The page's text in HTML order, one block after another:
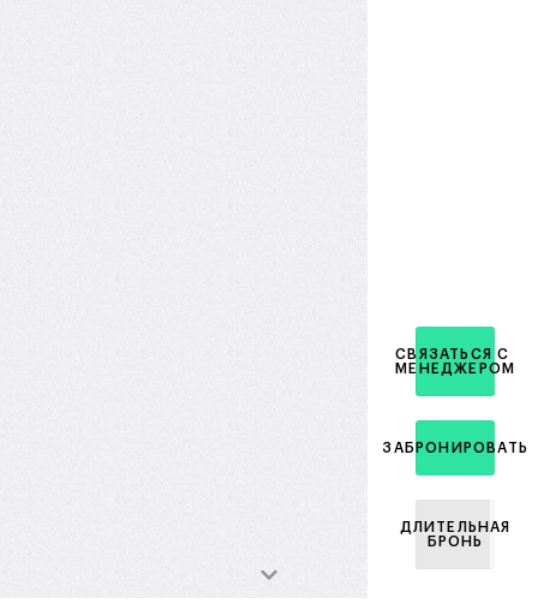
СВЯЗАТЬСЯ С
МЕНЕДЖЕРОМ
ЗАБРОНИРОВАТЬ
ДЛИТЕЛЬНАЯ
БРОНЬ